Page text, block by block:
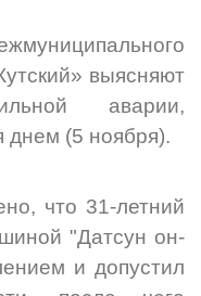
выясняют
аварии,
днем (5 ноября).
что 31-летний
"Датсун он-
и допустил